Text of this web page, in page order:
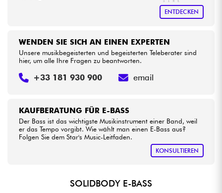
ENTDECKEN
KAUFBERATUNG FÜR E-BASS
Der Bass ist das wichtigste Musikinstrument einer Band, weil
er das Tempo vorgibt. Wie wählt man einen E-Bass aus?
Folgen Sie dem Star's Music-Leitfaden.
KONSULTIEREN
WENDEN SIE SICH AN EINEN EXPERTEN
Unsere musikbegeisterten und begeisterten Teleberater sind
hier, um alle Ihre Fragen zu beantworten.
+33 181 930 900 email
SOLIDBODY E-BASS